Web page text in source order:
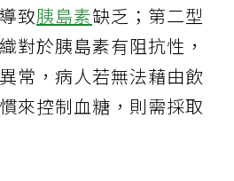
致胰島素缺乏；第二型
對於胰島素有阻抗性，
常，病人若無法藉由飲
來控制血糖，則需採取